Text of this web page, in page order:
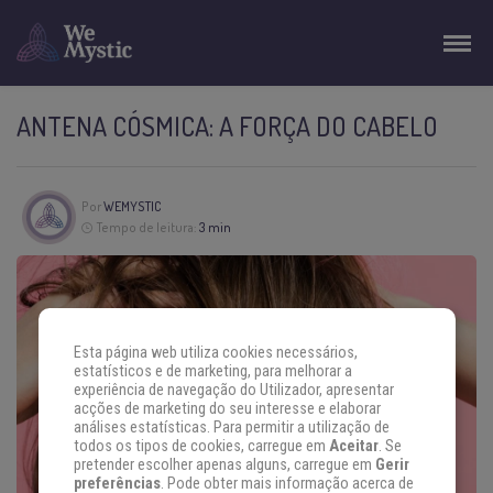
ANTENA CÓSMICA: A FORÇA DO CABELO
PorWEMYSTIC
Tempo de leitura: 3 min
Esta página web utiliza cookies necessários,
estatísticos e de marketing, para melhorar a
experiência de navegação do Utilizador, apresentar
acções de marketing do seu interesse e elaborar
análises estatísticas. Para permitir a utilização de
todos os tipos de cookies, carregue em Aceitar. Se
pretender escolher apenas alguns, carregue em Gerir
preferências. Pode obter mais informação acerca de